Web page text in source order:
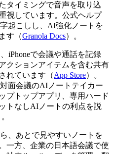
タイミングで音声を取り込
視しています。公式ヘルプ
起こしし、AI強化ノートを
す（Granola Docs）。
iPhoneで会議や通話を記録
クションアイテムを含む共有
れています（App Store）。
面会議のAIノートテイカー
プトップアプリ、専用ハード
トなしAIノートの利点を説
、あとで見やすいノートを
一方、企業の日本語会議で使